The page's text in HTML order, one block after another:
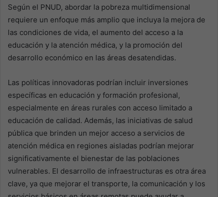
Según el PNUD, abordar la pobreza multidimensional
requiere un enfoque más amplio que incluya la mejora de
las condiciones de vida, el aumento del acceso a la
educación y la atención médica, y la promoción del
desarrollo económico en las áreas desatendidas.
Las políticas innovadoras podrían incluir inversiones
específicas en educación y formación profesional,
especialmente en áreas rurales con acceso limitado a
educación de calidad. Además, las iniciativas de salud
pública que brinden un mejor acceso a servicios de
atención médica en regiones aisladas podrían mejorar
significativamente el bienestar de las poblaciones
vulnerables. El desarrollo de infraestructuras es otra área
clave, ya que mejorar el transporte, la comunicación y los